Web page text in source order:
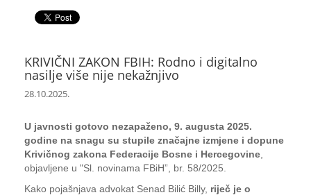
KRIVIČNI ZAKON FBIH: Rodno i digitalno
nasilje više nije nekažnjivo
28.10.2025.
U javnosti gotovo nezapaženo, 9. augusta 2025.
godine na snagu su stupile značajne izmjene i dopune
Krivičnog zakona Federacije Bosne i Hercegovine
objavljene u "Sl. novinama FBiH”, br. 58/2025.
Kako pojašnjava advokat Senad Bilić Billy, riječ je o